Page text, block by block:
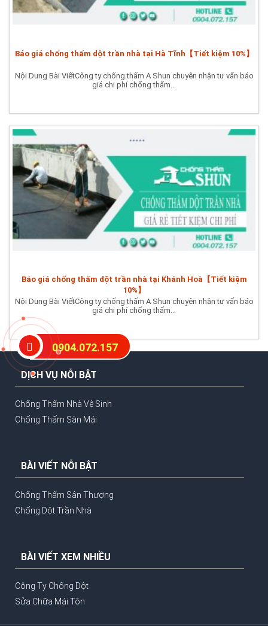
Báo giá chống thấm dột trần nhà tại Hà Tĩnh【Tiết kiệm 10%】
Nội Dung Bài ViếtCông ty chống thấm A Shun chuyên nhận tư vấn báo
giá chi phí chống thấm...
Báo giá chống thấm dột trần nhà tại Khánh Hoà【Tiết kiệm
10%】
Nội Dung Bài ViếtCông ty chống thấm A Shun chuyên nhận tư vấn báo
giá chi phí chống thấm...
DỊCH VỤ NỖI BẬT
Chống Thấm Nhà Vệ Sinh
Chống Thấm Sàn Mái
BÀI VIẾT NỖI BẬT
Chống Thấm Sân Thượng
Chống Dột Trần Nhà
BÀI VIẾT XEM NHIỀU
Công Ty Chống Dột
Sửa Chữa Mái Tôn
0904.072.157